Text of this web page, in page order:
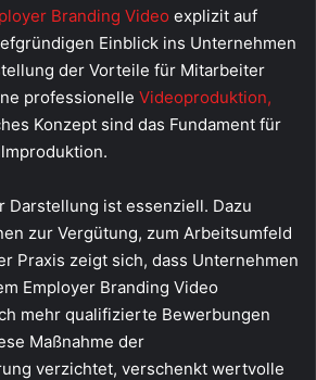
Branding Video explizit auf
Einblick ins Unternehmen
der Vorteile für Mitarbeiter
professionelle Videoproduktion,
Konzept sind das Fundament für
Darstellung ist essenziell. Dazu
zur Vergütung, zum Arbeitsumfeld
Praxis zeigt sich, dass Unternehmen
Employer Branding Video
mehr qualifizierte Bewerbungen
Maßnahme der
verzichtet, verschenkt wertvolle